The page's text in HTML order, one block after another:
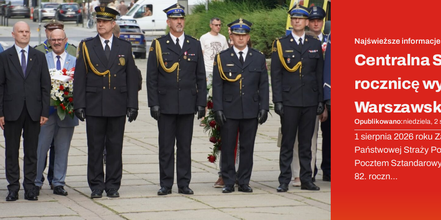
Najświeższe
Centralna
rocznicę
Opublikowano:niedziela, 2
1 sierpnia 2026 roku
Państwowej Straży
Pocztem
82. roczn...